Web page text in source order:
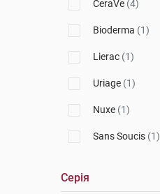
CeraVe (4)
Bioderma (1)
Lierac (1)
Uriage (1)
Nuxe (1)
Sans Soucis (1)
Серія